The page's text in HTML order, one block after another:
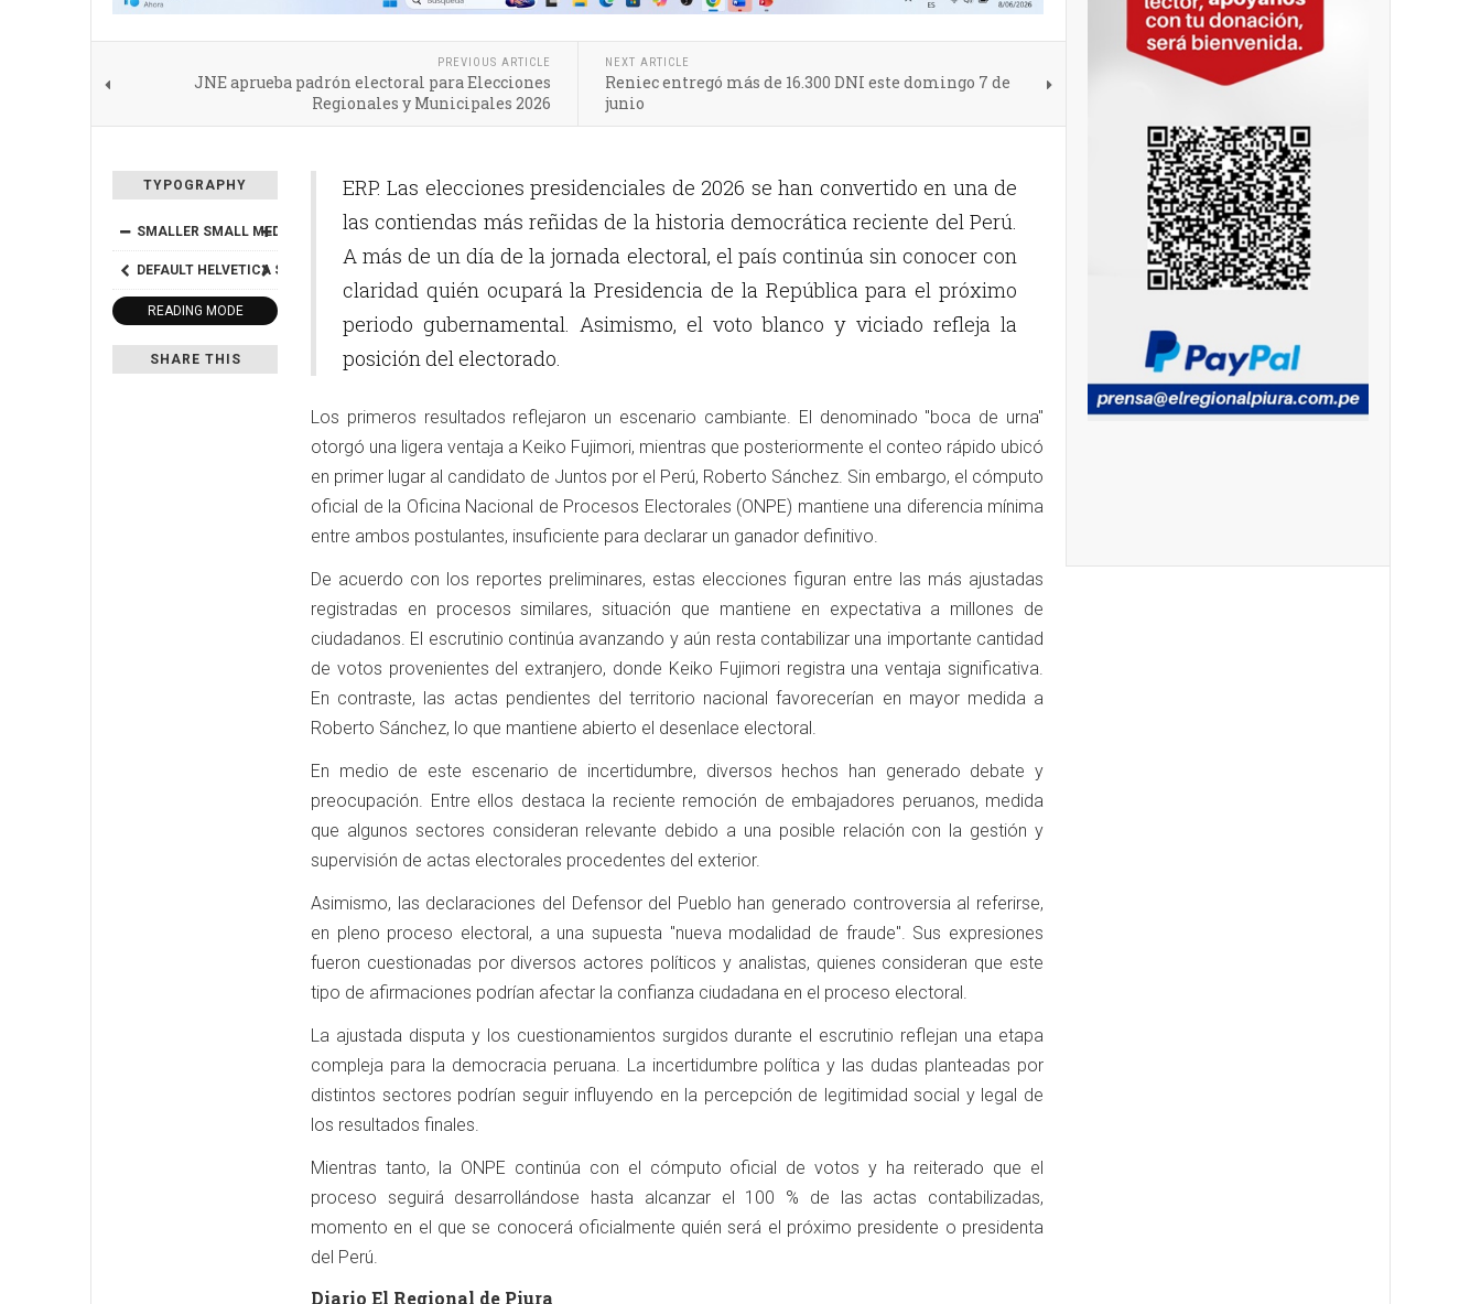
PREVIOUS ARTICLE
JNE aprueba padrón electoral para Elecciones
Regionales y Municipales 2026
NEXT ARTICLE
Reniec entregó más de 16.300 DNI este domingo 7 de
junio
TYPOGRAPHY
SMALLER SMALL MEDIUM BIGGER
DEFAULT HELVETICA SEGOE
READING MODE
SHARE THIS
ERP. Las elecciones presidenciales de 2026 se han convertido en una de
las contiendas más reñidas de la historia democrática reciente del Perú.
A más de un día de la jornada electoral, el país continúa sin conocer con
claridad quién ocupará la Presidencia de la República para el próximo
periodo gubernamental. Asimismo, el voto blanco y viciado refleja la
posición del electorado.
Los primeros resultados reflejaron un escenario cambiante. El denominado "boca de urna"
otorgó una ligera ventaja a Keiko Fujimori, mientras que posteriormente el conteo rápido ubicó
en primer lugar al candidato de Juntos por el Perú, Roberto Sánchez. Sin embargo, el cómputo
oficial de la Oficina Nacional de Procesos Electorales (ONPE) mantiene una diferencia mínima
entre ambos postulantes, insuficiente para declarar un ganador definitivo.
De acuerdo con los reportes preliminares, estas elecciones figuran entre las más ajustadas
registradas en procesos similares, situación que mantiene en expectativa a millones de
ciudadanos. El escrutinio continúa avanzando y aún resta contabilizar una importante cantidad
de votos provenientes del extranjero, donde Keiko Fujimori registra una ventaja significativa.
En contraste, las actas pendientes del territorio nacional favorecerían en mayor medida a
Roberto Sánchez, lo que mantiene abierto el desenlace electoral.
En medio de este escenario de incertidumbre, diversos hechos han generado debate y
preocupación. Entre ellos destaca la reciente remoción de embajadores peruanos, medida
que algunos sectores consideran relevante debido a una posible relación con la gestión y
supervisión de actas electorales procedentes del exterior.
Asimismo, las declaraciones del Defensor del Pueblo han generado controversia al referirse,
en pleno proceso electoral, a una supuesta "nueva modalidad de fraude". Sus expresiones
fueron cuestionadas por diversos actores políticos y analistas, quienes consideran que este
tipo de afirmaciones podrían afectar la confianza ciudadana en el proceso electoral.
La ajustada disputa y los cuestionamientos surgidos durante el escrutinio reflejan una etapa
compleja para la democracia peruana. La incertidumbre política y las dudas planteadas por
distintos sectores podrían seguir influyendo en la percepción de legitimidad social y legal de
los resultados finales.
Mientras tanto, la ONPE continúa con el cómputo oficial de votos y ha reiterado que el
proceso seguirá desarrollándose hasta alcanzar el 100 % de las actas contabilizadas,
momento en el que se conocerá oficialmente quién será el próximo presidente o presidenta
del Perú.
Diario El Regional de Piura